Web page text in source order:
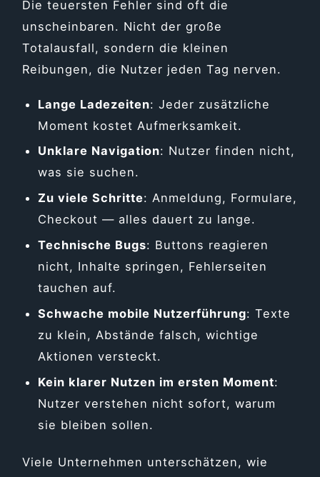
Die teuersten Fehler sind oft die
unscheinbaren. Nicht der große
Totalausfall, sondern die kleinen
Reibungen, die Nutzer jeden Tag nerven.
Lange Ladezeiten: Jeder zusätzliche
Moment kostet Aufmerksamkeit.
Unklare Navigation: Nutzer finden nicht,
was sie suchen.
Zu viele Schritte: Anmeldung, Formulare,
Checkout — alles dauert zu lange.
Technische Bugs: Buttons reagieren
nicht, Inhalte springen, Fehlerseiten
tauchen auf.
Schwache mobile Nutzerführung: Texte
zu klein, Abstände falsch, wichtige
Aktionen versteckt.
Kein klarer Nutzen im ersten Moment:
Nutzer verstehen nicht sofort, warum
sie bleiben sollen.
Viele Unternehmen unterschätzen, wie